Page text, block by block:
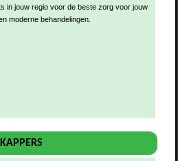
in jouw regio voor de beste zorg voor jouw
moderne behandelingen.
KAPPERS